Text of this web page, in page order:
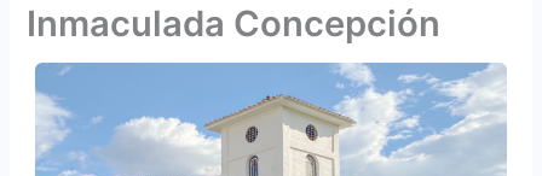
Inmaculada Concepción